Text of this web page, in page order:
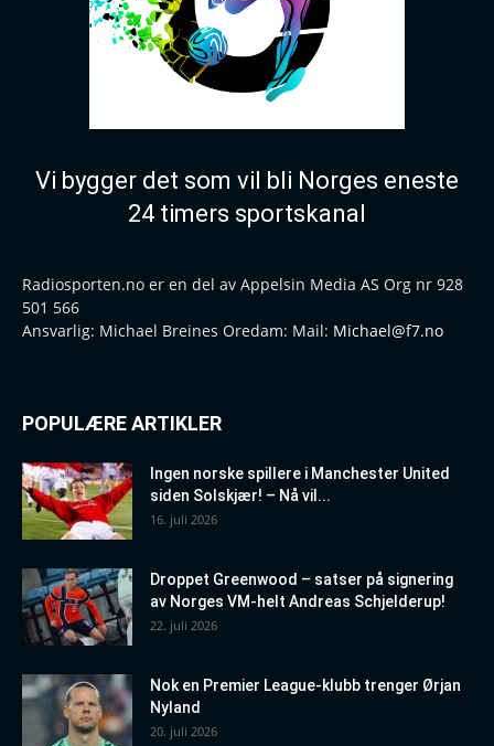
Vi bygger det som vil bli Norges eneste
24 timers sportskanal
Radiosporten.no er en del av Appelsin Media AS Org nr 928
501 566
Ansvarlig: Michael Breines Oredam: Mail: Michael@f7.no
POPULÆRE ARTIKLER
Ingen norske spillere i Manchester United
siden Solskjær! – Nå vil...
16. juli 2026
Droppet Greenwood – satser på signering
av Norges VM-helt Andreas Schjelderup!
22. juli 2026
Nok en Premier League-klubb trenger Ørjan
Nyland
20. juli 2026